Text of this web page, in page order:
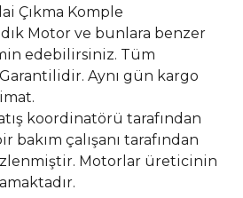
Çıkma Komple
Motor ve bunlara benzer
edebilirsiniz. Tüm
Aynı gün kargo
koordinatörü tarafından
bakım çalışanı tarafından
Motorlar üreticinin